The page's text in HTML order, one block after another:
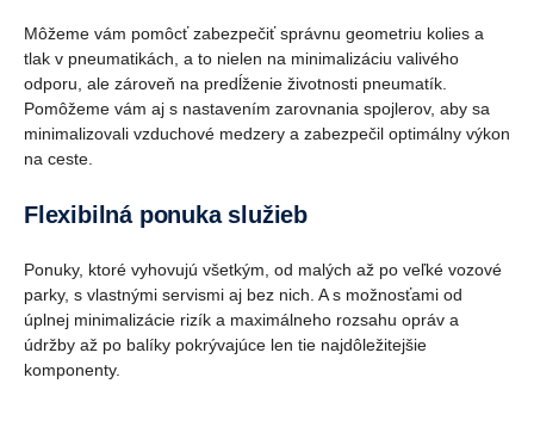
Môžeme vám pomôcť zabezpečiť správnu geometriu kolies a
tlak v pneumatikách, a to nielen na minimalizáciu valivého
odporu, ale zároveň na predĺženie životnosti pneumatík.
Pomôžeme vám aj s nastavením zarovnania spojlerov, aby sa
minimalizovali vzduchové medzery a zabezpečil optimálny výkon
na ceste.
Flexibilná ponuka služieb
Ponuky, ktoré vyhovujú všetkým, od malých až po veľké vozové
parky, s vlastnými servismi aj bez nich. A s možnosťami od
úplnej minimalizácie rizík a maximálneho rozsahu opráv a
údržby až po balíky pokrývajúce len tie najdôležitejšie
komponenty.